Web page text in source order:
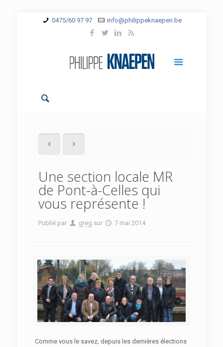
0475/60 97 97 info@philippeknaepen.be
Une section locale MR
de Pont-à-Celles qui
vous représente !
Publié par greg sur 7 mai 2014
Comme vous le savez, depuis les dernières élections